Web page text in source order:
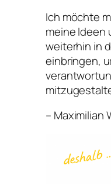
Ich möchte
meine Ideen
weiterhin in
einbringen,
– Maximilian